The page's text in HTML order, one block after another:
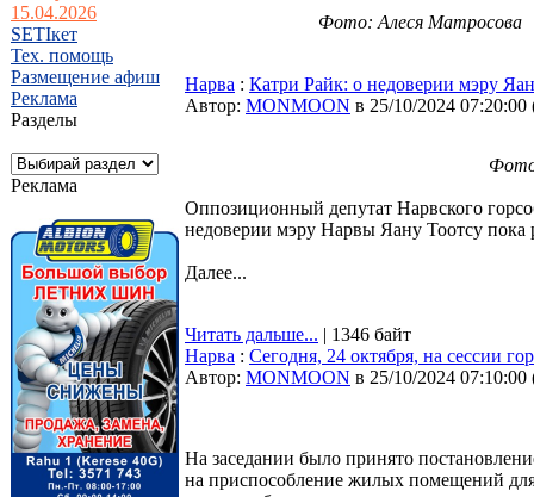
15.04.2026
SETIкет
Тех. помощь
Размещение афиш
Реклама
Разделы
Реклама
Фото: Алеся Матросова
Нарва : Катри Райк: о недоверии мэру
Автор: MONMOON в 25/10/2024 07:20:00
Оппозиционный депутат Нарвского
недоверии мэру Нарвы Яану Тоотсу пока
Далее...
Читать дальше... | 1346 байт
Нарва : Сегодня, 24 октября, на сессии
Автор: MONMOON в 25/10/2024 07:10:00
На заседании было принято
на приспособление жилых помещений для